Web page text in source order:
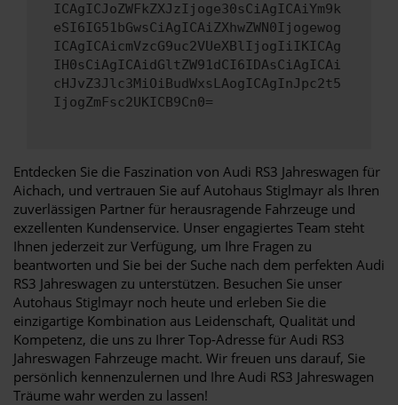
ICAgICJoZWFkZXJzIjoge30sCiAgICAiYm9k
eSI6IG51bGwsCiAgICAiZXhwZWN0Ijogewog
ICAgICAicmVzcG9uc2VUeXBlIjogIiIKICAg
IH0sCiAgICAidGltZW91dCI6IDAsCiAgICAi
cHJvZ3Jlc3MiOiBudWxsLAogICAgInJpc2t5
IjogZmFsc2UKICB9Cn0=
Entdecken Sie die Faszination von Audi RS3 Jahreswagen für
Aichach, und vertrauen Sie auf Autohaus Stiglmayr als Ihren
zuverlässigen Partner für herausragende Fahrzeuge und
exzellenten Kundenservice. Unser engagiertes Team steht
Ihnen jederzeit zur Verfügung, um Ihre Fragen zu
beantworten und Sie bei der Suche nach dem perfekten Audi
RS3 Jahreswagen zu unterstützen. Besuchen Sie unser
Autohaus Stiglmayr noch heute und erleben Sie die
einzigartige Kombination aus Leidenschaft, Qualität und
Kompetenz, die uns zu Ihrer Top-Adresse für Audi RS3
Jahreswagen Fahrzeuge macht. Wir freuen uns darauf, Sie
persönlich kennenzulernen und Ihre Audi RS3 Jahreswagen
Träume wahr werden zu lassen!